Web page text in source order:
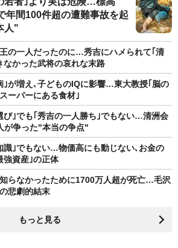
年間100件超の遭難事故を起
人"
の一人だったのに…秀吉にハメられて｢清
なかった武将の哀れな末路
｣が増え､子どものIQに影響…東大教授｢脳の
ーパーにある食材｣
び｣でも｢秀吉の一人勝ち｣でもない…清洲会
が争った"本当の争点"
識｣でもない…物価高にも動じない､お金の
強資産｣の正体
らなかったために1700万人超が死亡…毛沢
悲劇的結末
もっと見る